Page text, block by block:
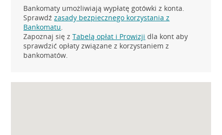
Bankomaty umożliwiają wypłatę gotówki z konta.
Sprawdźzasady bezpiecznego korzystania z
Bankomatu.
Zapoznaj się zTabelą opłat i Prowizji dla kont aby
sprawdzić opłaty związane z korzystaniem z
bankomatów.